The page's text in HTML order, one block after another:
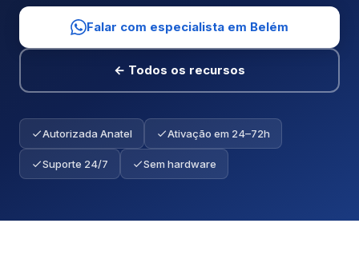
Falar com especialista em Belém
← Todos os recursos
Autorizada Anatel Ativação em 24–72h
Suporte 24/7 Sem hardware